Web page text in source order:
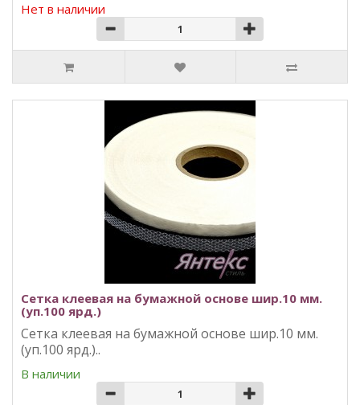
Нет в наличии
Сетка клеевая на бумажной основе шир.10 мм.
(уп.100 ярд.)
Сетка клеевая на бумажной основе шир.10 мм.
(уп.100 ярд.)..
В наличии